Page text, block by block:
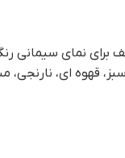
نمای سیمانی
قهوه ای،